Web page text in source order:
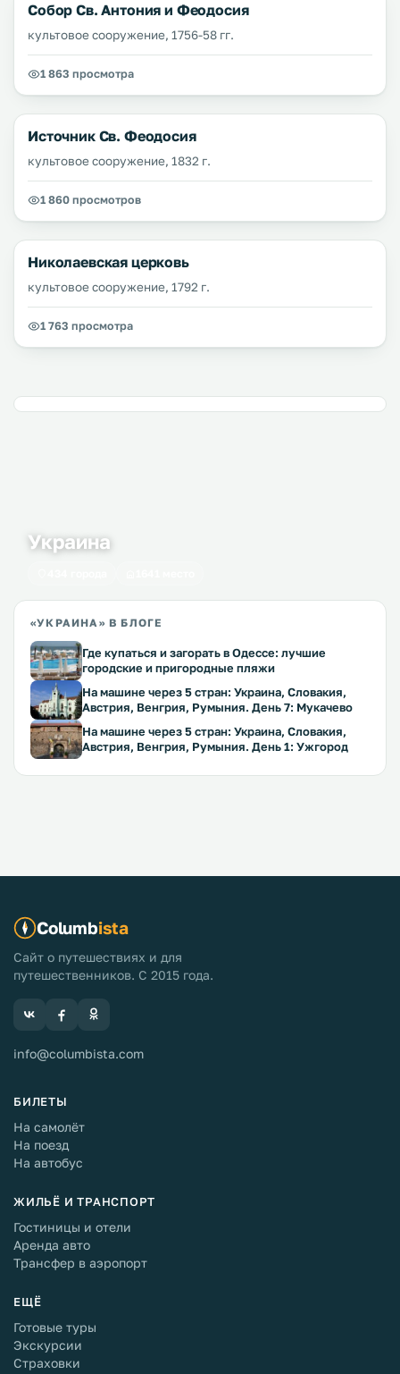
Собор Св. Антония и Феодосия
культовое сооружение, 1756-58 гг.
1 863 просмотра
Источник Св. Феодосия
культовое сооружение, 1832 г.
1 860 просмотров
Николаевская церковь
культовое сооружение, 1792 г.
1 763 просмотра
Украина
«УКРАИНА» В БЛОГЕ
Где купаться и загорать в Одессе: лучшие
городские и пригородные пляжи
На машине через 5 стран: Украина, Словакия,
Австрия, Венгрия, Румыния. День 7: Мукачево
На машине через 5 стран: Украина, Словакия,
Австрия, Венгрия, Румыния. День 1: Ужгород
Columbista
Сайт о путешествиях и для
путешественников. С 2015 года.
info@columbista.com
БИЛЕТЫ
На самолёт
На поезд
На автобус
ЖИЛЬЁ И ТРАНСПОРТ
Гостиницы и отели
Аренда авто
Трансфер в аэропорт
ЕЩЁ
Готовые туры
Экскурсии
Страховки